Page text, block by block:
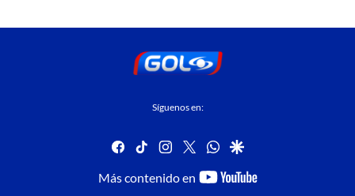
Síguenos en:
facebook
tiktok instagram
twitterwhatsapp
google
Más contenido en
youtube-